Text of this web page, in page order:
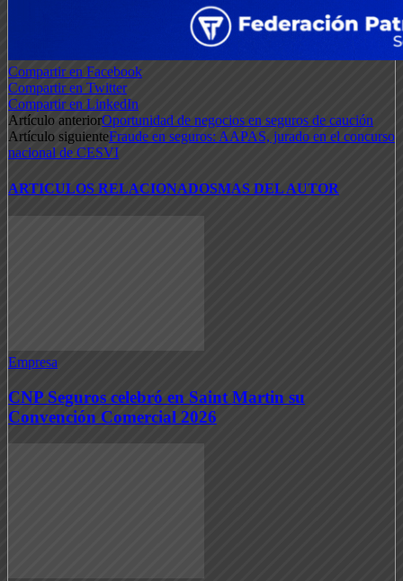
Compartir en Facebook
Compartir en Twitter
Compartir en LinkedIn
Artículo anteriorOportunidad de negocios en seguros de caución
Artículo siguienteFraude en seguros: AAPAS, jurado en el concurso
nacional de CESVI
ARTICULOS RELACIONADOSMAS DEL AUTOR
Empresa
CNP Seguros celebró en Saint Martin su
Convención Comercial 2026